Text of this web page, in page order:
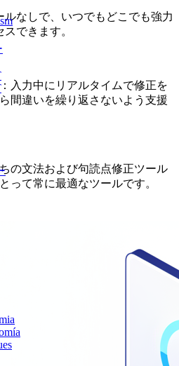
なしで、いつでもどこでも強力
できます。
：入力中にリアルタイムで修正を
間違いを繰り返さないよう支援
の文法および句読点修正ツール
って常に最適なツールです。